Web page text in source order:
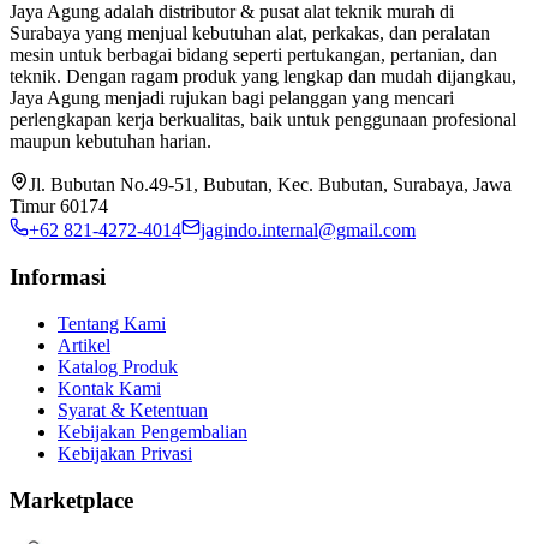
Jaya Agung adalah distributor & pusat alat teknik murah di
Surabaya yang menjual kebutuhan alat, perkakas, dan peralatan
mesin untuk berbagai bidang seperti pertukangan, pertanian, dan
teknik. Dengan ragam produk yang lengkap dan mudah dijangkau,
Jaya Agung menjadi rujukan bagi pelanggan yang mencari
perlengkapan kerja berkualitas, baik untuk penggunaan profesional
maupun kebutuhan harian.
Jl. Bubutan No.49-51, Bubutan, Kec. Bubutan, Surabaya, Jawa
Timur 60174
+62 821-4272-4014
jagindo.internal@gmail.com
Informasi
Tentang Kami
Artikel
Katalog Produk
Kontak Kami
Syarat & Ketentuan
Kebijakan Pengembalian
Kebijakan Privasi
Marketplace